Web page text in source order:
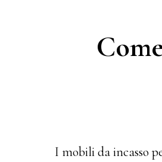
I mobili da incasso